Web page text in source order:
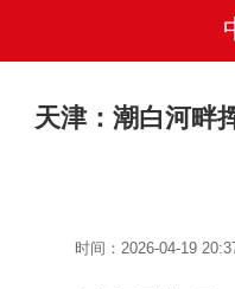
天津：潮白河畔
时间：2026-04-19